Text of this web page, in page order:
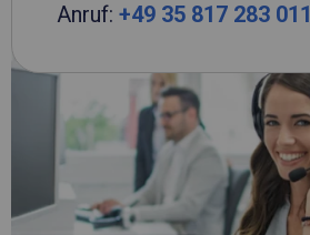
Anruf: +49 35 817 283 011